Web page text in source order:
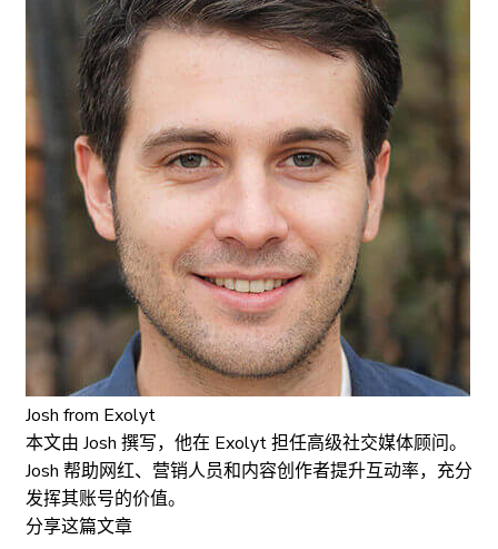
Josh from Exolyt
本文由 Josh 撰写，他在 Exolyt 担任高级社交媒体顾问。
Josh 帮助网红、营销人员和内容创作者提升互动率，充分
发挥其账号的价值。
分享这篇文章